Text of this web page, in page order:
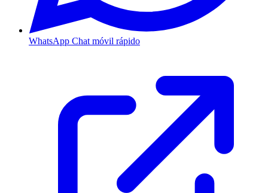
WhatsApp Chat móvil rápido